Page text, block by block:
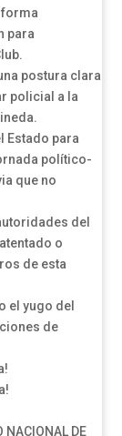
forma
para
postura clara
policial a la
Estado para
político-
que no
del
o
de esta
el yugo del
de
NACIONAL DE